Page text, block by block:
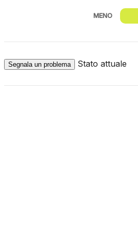
MENO
Segnala un problema Stato attuale